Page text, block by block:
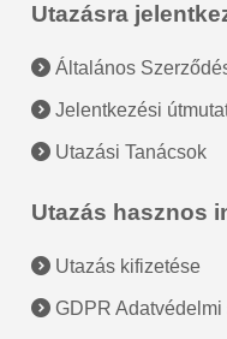
Utazásra
Általános
Jelentkezési
Utazási Tanácsok
Utazás hasznos
Utazás kifizetése
GDPR